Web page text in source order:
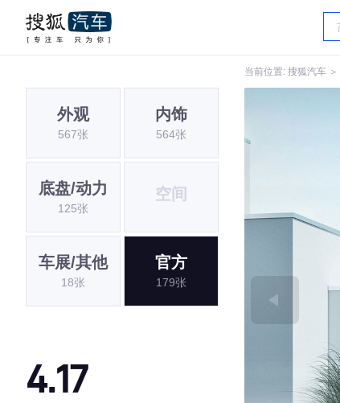
当前位置: 搜狐汽车 ＞
外观
567张
内饰
564张
底盘/动力
125张
空间
车展/其他
18张
官方
179张
4.17